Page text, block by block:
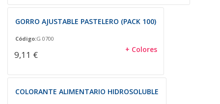
GORRO AJUSTABLE PASTELERO (PACK 100)
Código:G 0700
9,11 € + Colores
COLORANTE ALIMENTARIO HIDROSOLUBLE